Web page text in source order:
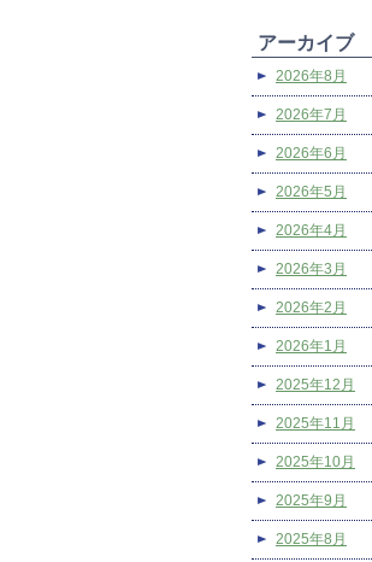
アーカイブ
2026年8月
2026年7月
2026年6月
2026年5月
2026年4月
2026年3月
2026年2月
2026年1月
2025年12月
2025年11月
2025年10月
2025年9月
2025年8月